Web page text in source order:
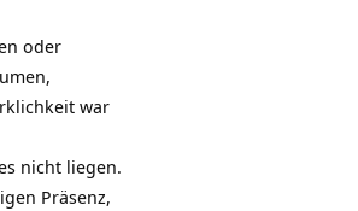
oder
war
nicht liegen.
Präsenz,